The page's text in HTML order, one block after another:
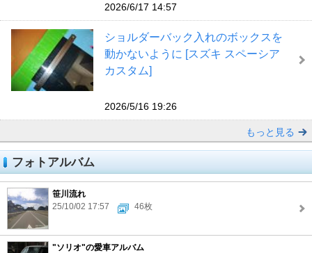
2026/6/17 14:57
ショルダーバック入れのボックスを
動かないように [スズキ スペーシア
カスタム]
2026/5/16 19:26
もっと見る
フォトアルバム
笹川流れ
25/10/02 17:57
46枚
"ソリオ"の愛車アルバム